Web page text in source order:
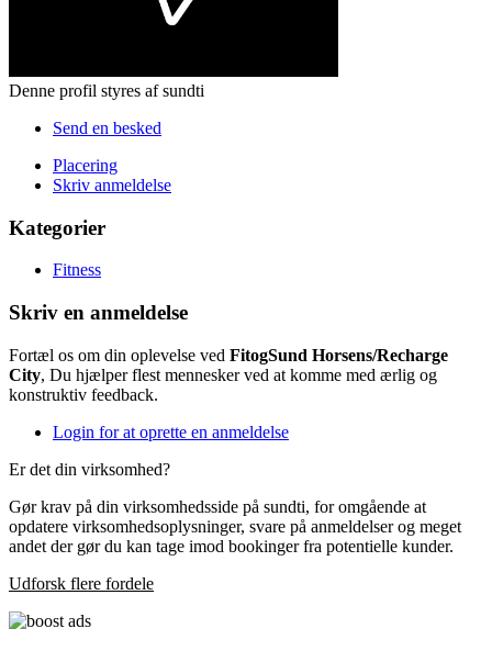
Denne profil styres af sundti
Send en besked
Placering
Skriv anmeldelse
Kategorier
Fitness
Skriv en anmeldelse
Fortæl os om din oplevelse ved FitogSund Horsens/Recharge
City, Du hjælper flest mennesker ved at komme med ærlig og
konstruktiv feedback.
Login for at oprette en anmeldelse
Er det din virksomhed?
Gør krav på din virksomhedsside på sundti, for omgående at
opdatere virksomhedsoplysninger, svare på anmeldelser og meget
andet der gør du kan tage imod bookinger fra potentielle kunder.
Udforsk flere fordele